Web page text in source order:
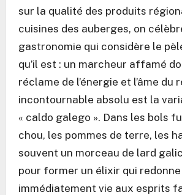
sur la qualité des produits
cuisines des auberges, on
gastronomie qui considère le
qu’il est : un marcheur affamé
réclame de l’énergie et l’âme du
incontournable absolu est la
« caldo galego ». Dans les bols
chou, les pommes de terre, les
souvent un morceau de lard
pour former un élixir qui redonne
immédiatement vie aux esprits